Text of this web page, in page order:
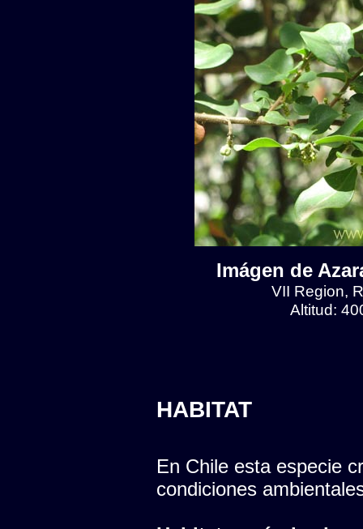
Imágen de
VII Region,
Altitud:
HABITAT
En Chile esta especie
condiciones